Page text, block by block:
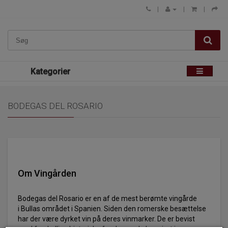
Kategorier
BODEGAS DEL ROSARIO
Om Vingården
Bodegas del Rosario er en af de mest berømte vingårde
i Bullas området i Spanien. Siden den romerske besættelse
har der være dyrket vin på deres vinmarker. De er bevist